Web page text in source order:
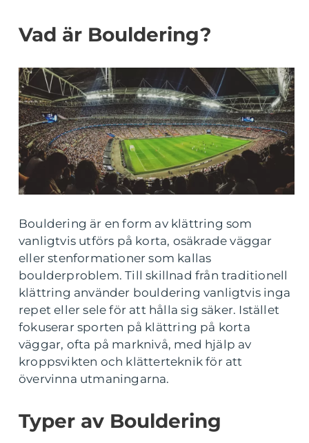
Vad är Bouldering?
Bouldering är en form av klättring som
vanligtvis utförs på korta, osäkrade väggar
eller stenformationer som kallas
boulderproblem. Till skillnad från traditionell
klättring använder bouldering vanligtvis inga
repet eller sele för att hålla sig säker. Istället
fokuserar sporten på klättring på korta
väggar, ofta på marknivå, med hjälp av
kroppsvikten och klätterteknik för att
övervinna utmaningarna.
Typer av Bouldering